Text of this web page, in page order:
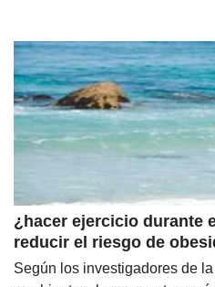
¿hacer ejercicio durante
reducir el riesgo de
Según los investigadores de